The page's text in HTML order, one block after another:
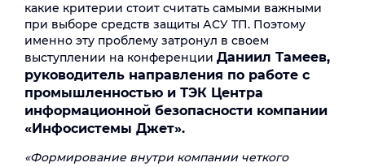
какие критерии стоит считать самыми важными
при выборе средств защиты АСУ ТП. Поэтому
именно эту проблему затронул в своем
выступлении на конференции Даниил Тамеев,
руководитель направления по работе с
промышленностью и ТЭК Центра
информационной безопасности компании
«Инфосистемы Джет».
«Формирование внутри компании четкого